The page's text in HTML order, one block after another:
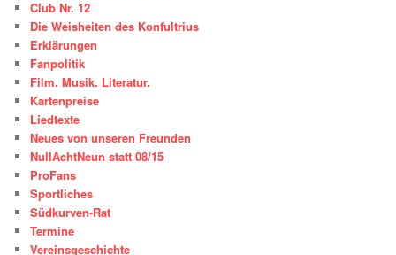
Club Nr. 12
Die Weisheiten des Konfultrius
Erklärungen
Fanpolitik
Film. Musik. Literatur.
Kartenpreise
Liedtexte
Neues von unseren Freunden
NullAchtNeun statt 08/15
ProFans
Sportliches
Südkurven-Rat
Termine
Vereinsgeschichte